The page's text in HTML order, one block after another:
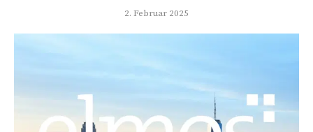
2. Februar 2025